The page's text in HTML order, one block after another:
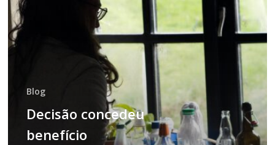
à
mulher
por
tarefasBlog
Decisão concedeu
benefício